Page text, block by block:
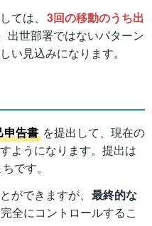
ては、 3回の移動のうち出
出世部署ではないパターン
い見込みになります。
申告書 を提出して、現在の
ようになります。提出は
です。
ができますが、 最終的な
全にコントロールするこ